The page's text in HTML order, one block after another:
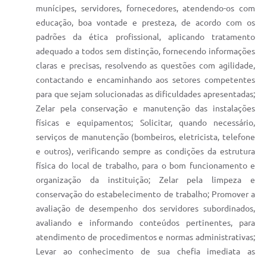
munícipes, servidores, fornecedores, atendendo-os com
educação, boa vontade e presteza, de acordo com os
padrões da ética profissional, aplicando tratamento
adequado a todos sem distinção, fornecendo informações
claras e precisas, resolvendo as questões com agilidade,
contactando e encaminhando aos setores competentes
para que sejam solucionadas as dificuldades apresentadas;
Zelar pela conservação e manutenção das instalações
físicas e equipamentos; Solicitar, quando necessário,
serviços de manutenção (bombeiros, eletricista, telefone
e outros), verificando sempre as condições da estrutura
física do local de trabalho, para o bom funcionamento e
organização da instituição; Zelar pela limpeza e
conservação do estabelecimento de trabalho; Promover a
avaliação de desempenho dos servidores subordinados,
avaliando e informando conteúdos pertinentes, para
atendimento de procedimentos e normas administrativas;
Levar ao conhecimento de sua chefia imediata as